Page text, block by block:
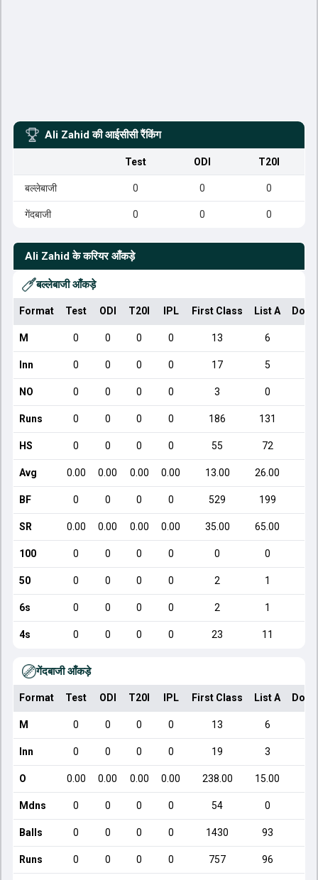
Ali Zahid की आईसीसी रैंकिंग
Test ODI T20I
बल्लेबाजी 0 0 0
गेंदबाजी 0 0 0
Ali Zahid के करियर आँकड़े
बल्लेबाजी आँकड़े
Format Test ODI T20I IPL First Class List A
M 0 0 0 0 13 6
Inn 0 0 0 0 17 5
NO 0 0 0 0 3 0
Runs 0 0 0 0 186 131
HS 0 0 0 0 55 72
Avg 0.00 0.00 0.00 0.00 13.00 26.00
BF 0 0 0 0 529 199
SR 0.00 0.00 0.00 0.00 35.00 65.00
100 0 0 0 0 0 0
50 0 0 0 0 2 1
6s 0 0 0 0 2 1
4s 0 0 0 0 23 11
गेंदबाजी आँकड़े
Format Test ODI T20I IPL First Class List A
M 0 0 0 0 13 6
Inn 0 0 0 0 19 3
O 0.00 0.00 0.00 0.00 238.00 15.00
Mdns 0 0 0 0 54 0
Balls 0 0 0 0 1430 93
Runs 0 0 0 0 757 96